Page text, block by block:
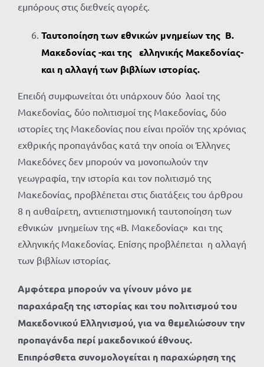
εμπόρους στις διεθνείς αγορές.
Ταυτοποίηση των εθνικών μνημείων της Β.
Μακεδονίας -και της ελληνικής Μακεδονίας-
και η αλλαγή των βιβλίων ιστορίας.
Επειδή συμφωνείται ότι υπάρχουν δύο λαοί της
Μακεδονίας, δύο πολιτισμοί της Μακεδονίας, δύο
ιστορίες της Μακεδονίας που είναι προϊόν της χρόνιας
εχθρικής προπαγάνδας κατά την οποία οι Έλληνες
Μακεδόνες δεν μπορούν να μονοπωλούν την
γεωγραφία, την ιστορία και τον πολιτισμό της
Μακεδονίας, προβλέπεται στις διατάξεις του άρθρου
8 η αυθαίρετη, αντιεπιστημονική ταυτοποίηση των
εθνικών μνημείων της «Β. Μακεδονίας» και της
ελληνικής Μακεδονίας. Επίσης προβλέπεται η αλλαγή
των βιβλίων ιστορίας.
Αμφότερα μπορούν να γίνουν μόνο με
παραχάραξη της ιστορίας και του πολιτισμού του
Μακεδονικού Ελληνισμού, για να θεμελιώσουν την
προπαγάνδα περί μακεδονικού έθνους.
Επιπρόσθετα συνομολογείται η παραχώρηση της